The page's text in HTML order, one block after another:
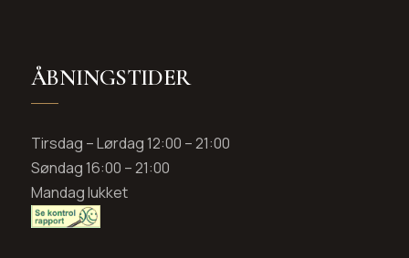
ÅBNINGSTIDER
Tirsdag – Lørdag 12:00 – 21:00
Søndag 16:00 – 21:00
Mandag lukket